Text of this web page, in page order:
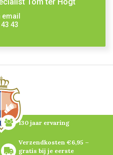
43
130 jaar ervaring
Verzendkosten €6,95 –
gratis bij je eerste